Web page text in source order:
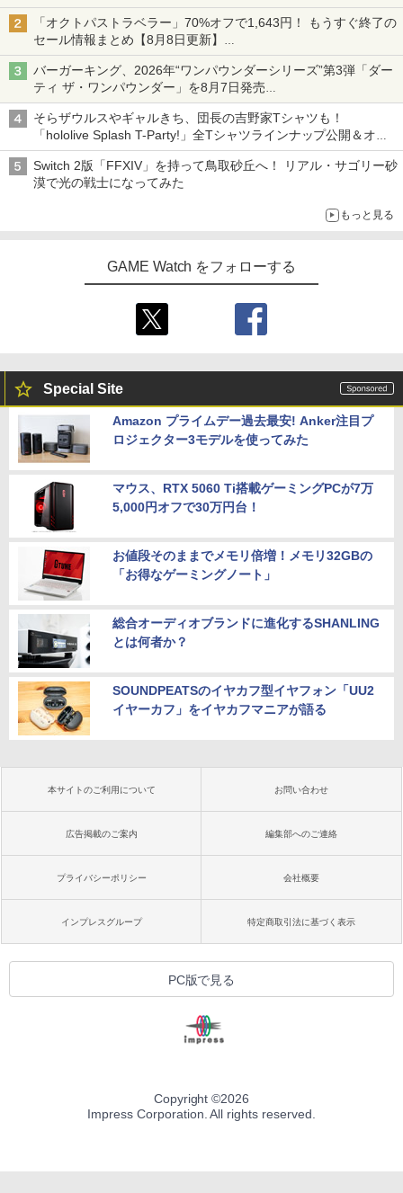
「オクトパストラベラー」70%オフで1,643円！ もうすぐ終了の
セール情報まとめ【8月8日更新】
ニンテンドーeショップでは「大神 絶景版」が67%オフで990円
バーガーキング、2026年“ワンパウンダーシリーズ”第3弾「ダー
ティ ザ・ワンパウンダー」を8月7日発売
「特製ガーリックマヨソース」を使用した超大型チーズバーガー
そらザウルスやギャルきち、団長の吉野家Tシャツも！
「hololive Splash T-Party!」全Tシャツラインナップ公開＆オン
ライン販売開始
Switch 2版「FFXIV」を持って鳥取砂丘へ！ リアル・サゴリー砂
漠で光の戦士になってみた
もっと見る
GAME Watch をフォローする
Special Site
Amazon プライムデー過去最安! Anker注目プ
ロジェクター3モデルを使ってみた
マウス、RTX 5060 Ti搭載ゲーミングPCが7万
5,000円オフで30万円台！
お値段そのままでメモリ倍増！メモリ32GBの
「お得なゲーミングノート」
総合オーディオブランドに進化するSHANLING
とは何者か？
SOUNDPEATSのイヤカフ型イヤフォン「UU2
イヤーカフ」をイヤカフマニアが語る
本サイトのご利用について お問い合わせ
広告掲載のご案内 編集部へのご連絡
プライバシーポリシー 会社概要
インプレスグループ 特定商取引法に基づく表示
PC版で見る
Copyright ©2026
Impress Corporation. All rights reserved.